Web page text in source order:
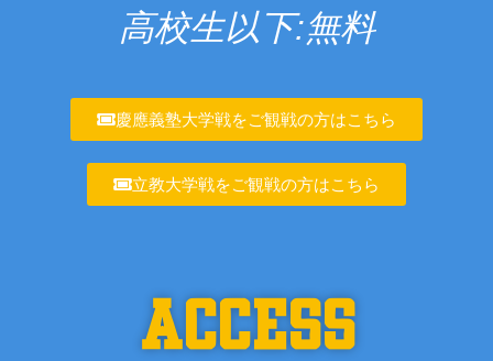
高校生以下:無料
慶應義塾大学戦をご観戦の方はこちら
立教大学戦をご観戦の方はこちら
ACCESS